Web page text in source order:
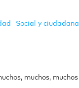
Social y ciudadana
muchos, muchos